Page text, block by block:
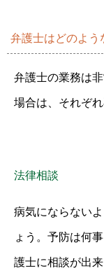
弁護士はどのよう
弁護士の業務は
場合は、それぞ
法律相談
病気にならない
ょう。予防は何
護士に相談が出